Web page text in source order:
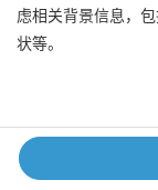
虑相关背景信息，
状等。
为什么要